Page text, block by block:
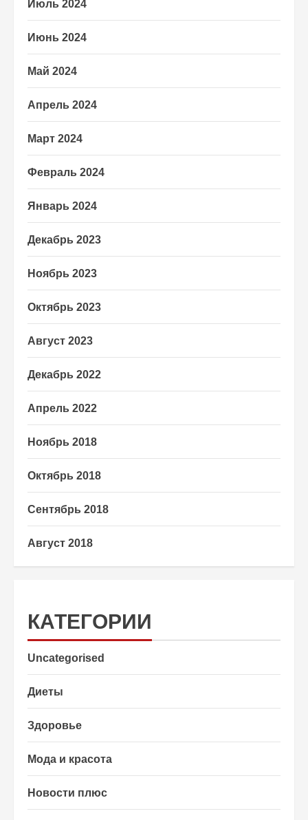
Июль 2024
Июнь 2024
Май 2024
Апрель 2024
Март 2024
Февраль 2024
Январь 2024
Декабрь 2023
Ноябрь 2023
Октябрь 2023
Август 2023
Декабрь 2022
Апрель 2022
Ноябрь 2018
Октябрь 2018
Сентябрь 2018
Август 2018
КАТЕГОРИИ
Uncategorised
Диеты
Здоровье
Мода и красота
Новости плюс